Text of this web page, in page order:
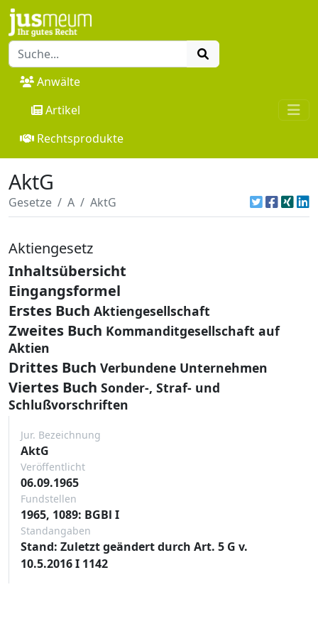
Anwälte
Artikel
Rechtsprodukte
AktG
Gesetze A AktG
Aktiengesetz
Inhaltsübersicht
Eingangsformel
Erstes Buch Aktiengesellschaft
Zweites Buch Kommanditgesellschaft auf
Aktien
Drittes Buch Verbundene Unternehmen
Viertes Buch Sonder-, Straf- und
Schlußvorschriften
Jur. Bezeichnung
AktG
Veröffentlicht
06.09.1965
Fundstellen
1965, 1089: BGBl I
Standangaben
Stand: Zuletzt geändert durch Art. 5 G v.
10.5.2016 I 1142